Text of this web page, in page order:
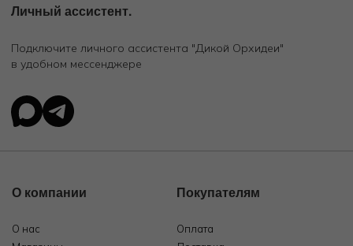
Личный ассистент.
Подключите личного ассистента "Дикой Орхидеи"
в удобном мессенджере
О компании
О нас
Покупателям
Оплата